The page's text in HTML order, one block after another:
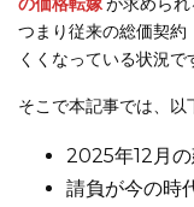
つまり従来の総価契約
くくなっている状況で
そこで本記事では、以
2025年12月
請負が今の時